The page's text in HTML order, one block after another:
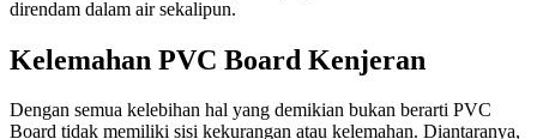
direndam dalam air sekalipun.
Kelemahan PVC Board Kenjeran
Dengan semua kelebihan hal yang demikian bukan berarti PVC
Board tidak memiliki sisi kekurangan atau kelemahan. Diantaranya,